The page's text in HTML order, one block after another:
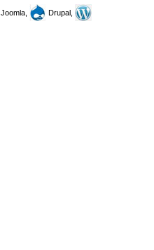
Joomla,
Drupal,